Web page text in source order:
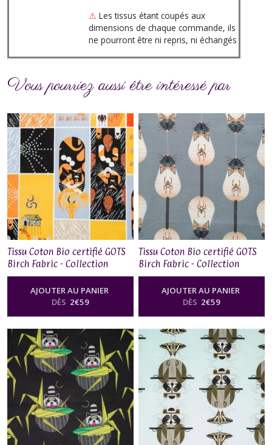
⚠ Les tissus étant coupés aux
dimensions de chaque commande, ils
ne pourront être ni repris, ni échangés
Vous pourriez aussi être intéressé par
Tissu Coton Bio certifié GOTS
Birch Fabric - Collection
Charley Harper Cats&Raccs,
CAT AND MOUSE
AJOUTER AU PANIER
DÈS 2€59
Tissu Coton Bio certifié GOTS
Birch Fabric - Collection
Charley Harper Cats&Raccs,
ALONG CAME A SPIDER
AJOUTER AU PANIER
DÈS 2€59